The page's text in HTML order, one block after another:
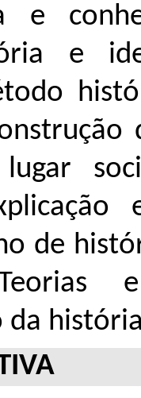
e
e
lugar
de
da